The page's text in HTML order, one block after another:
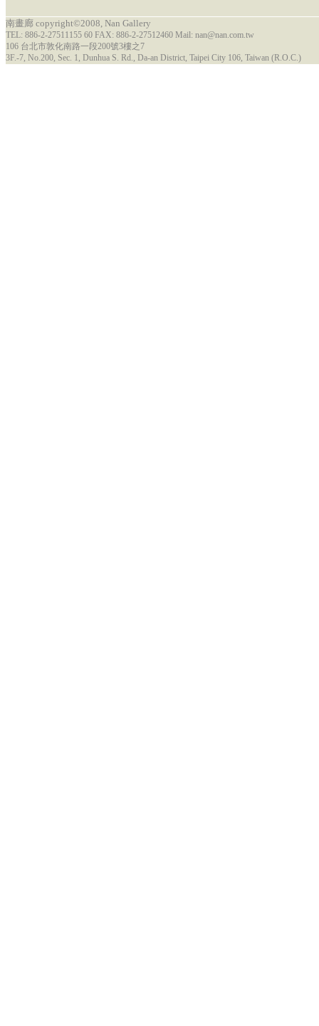
南畫廊 copyright©2008, Nan Gallery
TEL: 886-2-27511155 60 FAX: 886-2-27512460 Mail: nan@nan.com.tw
106 台北市敦化南路一段200號3樓之7
3F.-7, No.200, Sec. 1, Dunhua S. Rd., Da-an District, Taipei City 106, Taiwan (R.O.C.)